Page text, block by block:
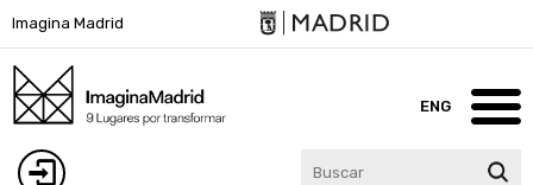
al
contenido
principal
Imagina Madrid
ENG